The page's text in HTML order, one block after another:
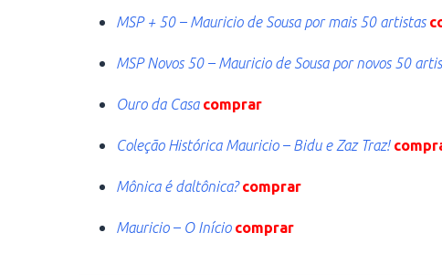
MSP + 50 – Mauricio de Sousa por mais 50 artistas
MSP Novos 50 – Mauricio de Sousa por novos 50
Ouro da Casa comprar
Coleção Histórica Mauricio – Bidu e Zaz Traz!
Mônica é daltônica? comprar
Mauricio – O Início comprar